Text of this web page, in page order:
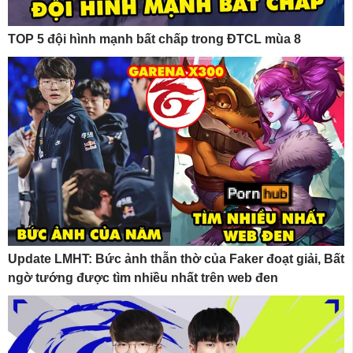
TOP 5 đội hình mạnh bất chấp trong ĐTCL mùa 8
Update LMHT: Bức ảnh thẫn thờ của Faker đoạt giải, Bất
ngờ tướng được tìm nhiều nhất trên web đen